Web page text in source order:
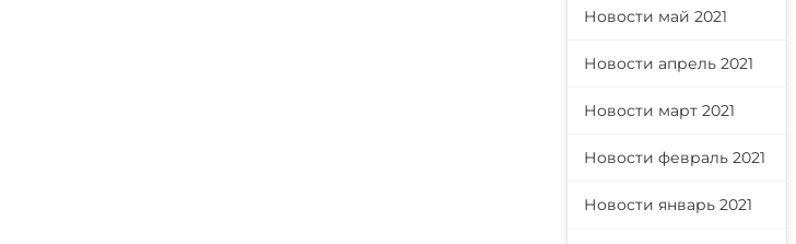
Новости май 2021
Новости апрель 2021
Новости март 2021
Новости февраль 2021
Новости январь 2021